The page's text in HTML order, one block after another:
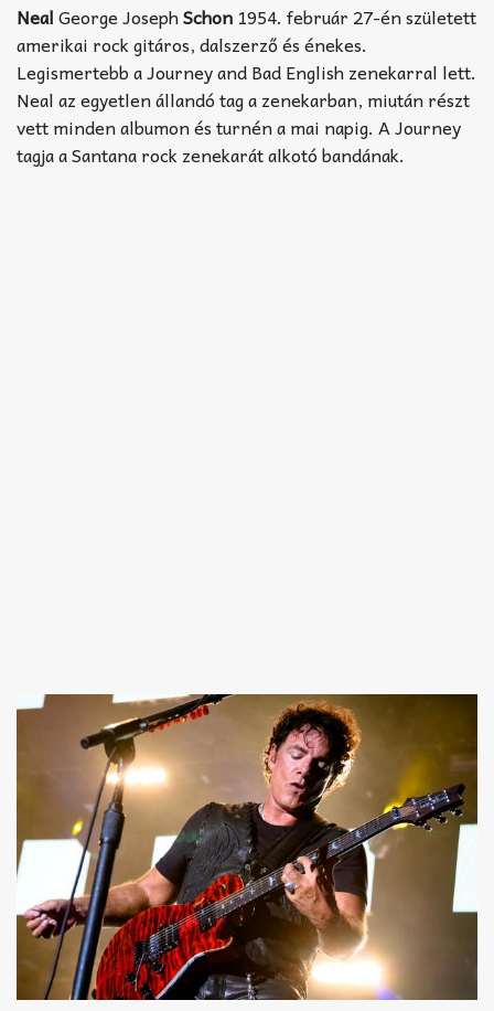
TABok
Improvizáció
NealGeorge JosephSchon 1954. február 27-én született
amerikai rock gitáros, dalszerző és énekes.
Legismertebb a Journey and Bad English zenekarral lett.
Neal az egyetlen állandó tag a zenekarban, miután részt
vett minden albumon és turnén a mai napig. A Journey
tagja a Santana rock zenekarát alkotó bandának.